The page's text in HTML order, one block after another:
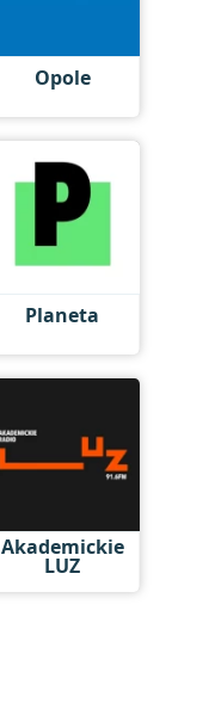
Opole
Planeta
Akademickie
LUZ